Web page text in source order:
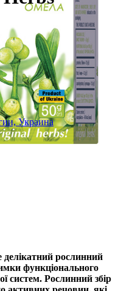
Украина
рослинний
функціонального
систем. Рослинний збір